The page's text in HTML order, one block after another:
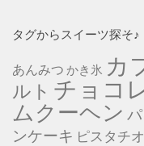
タグからスイーツ探そ♪
あんみつ かき氷 カ
ルト チョコ
ムクーヘン
ンケーキ ピスタチオ